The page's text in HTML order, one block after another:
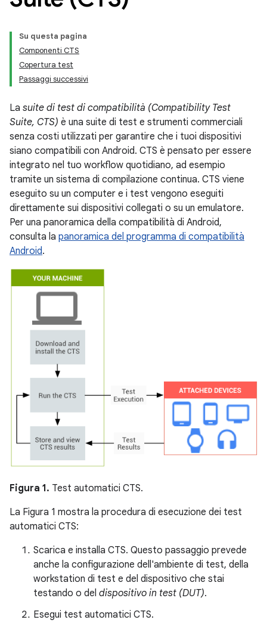
Su questa pagina
Componenti CTS
Copertura test
Passaggi successivi
La suite di test di compatibilità (Compatibility Test
Suite, CTS) è una suite di test e strumenti commerciali
senza costi utilizzati per garantire che i tuoi dispositivi
siano compatibili con Android. CTS è pensato per essere
integrato nel tuo workflow quotidiano, ad esempio
tramite un sistema di compilazione continua. CTS viene
eseguito su un computer e i test vengono eseguiti
direttamente sui dispositivi collegati o su un emulatore.
Per una panoramica della compatibilità di Android,
consulta la panoramica del programma di compatibilità
Android.
Figura 1. Test automatici CTS.
La Figura 1 mostra la procedura di esecuzione dei test
automatici CTS:
Scarica e installa CTS. Questo passaggio prevede
anche la configurazione dell'ambiente di test, della
workstation di test e del dispositivo che stai
testando o del dispositivo in test (DUT).
Esegui test automatici CTS.